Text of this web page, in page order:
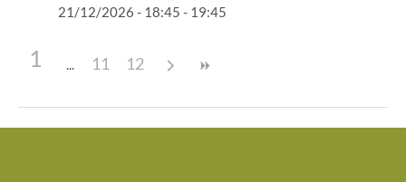
21/12/2026 - 18:45 - 19:45
1 11 12